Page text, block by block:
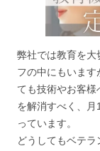
弊社では教育を大
フの中にもいます
ても技術やお客
を解消すべく、
っています。
どうしてもベテ